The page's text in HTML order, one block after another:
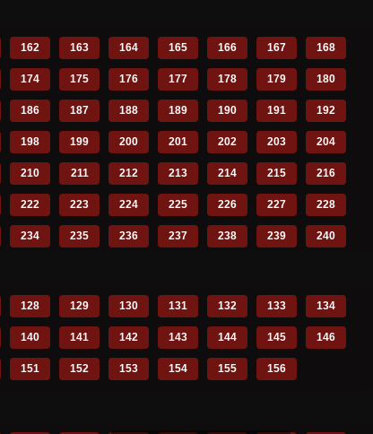
162 163 164 165 166 167 168
174 175 176 177 178 179 180
186 187 188 189 190 191 192
198 199 200 201 202 203 204
210 211 212 213 214 215 216
222 223 224 225 226 227 228
234 235 236 237 238 239 240
128 129 130 131 132 133 134
140 141 142 143 144 145 146
151 152 153 154 155 156